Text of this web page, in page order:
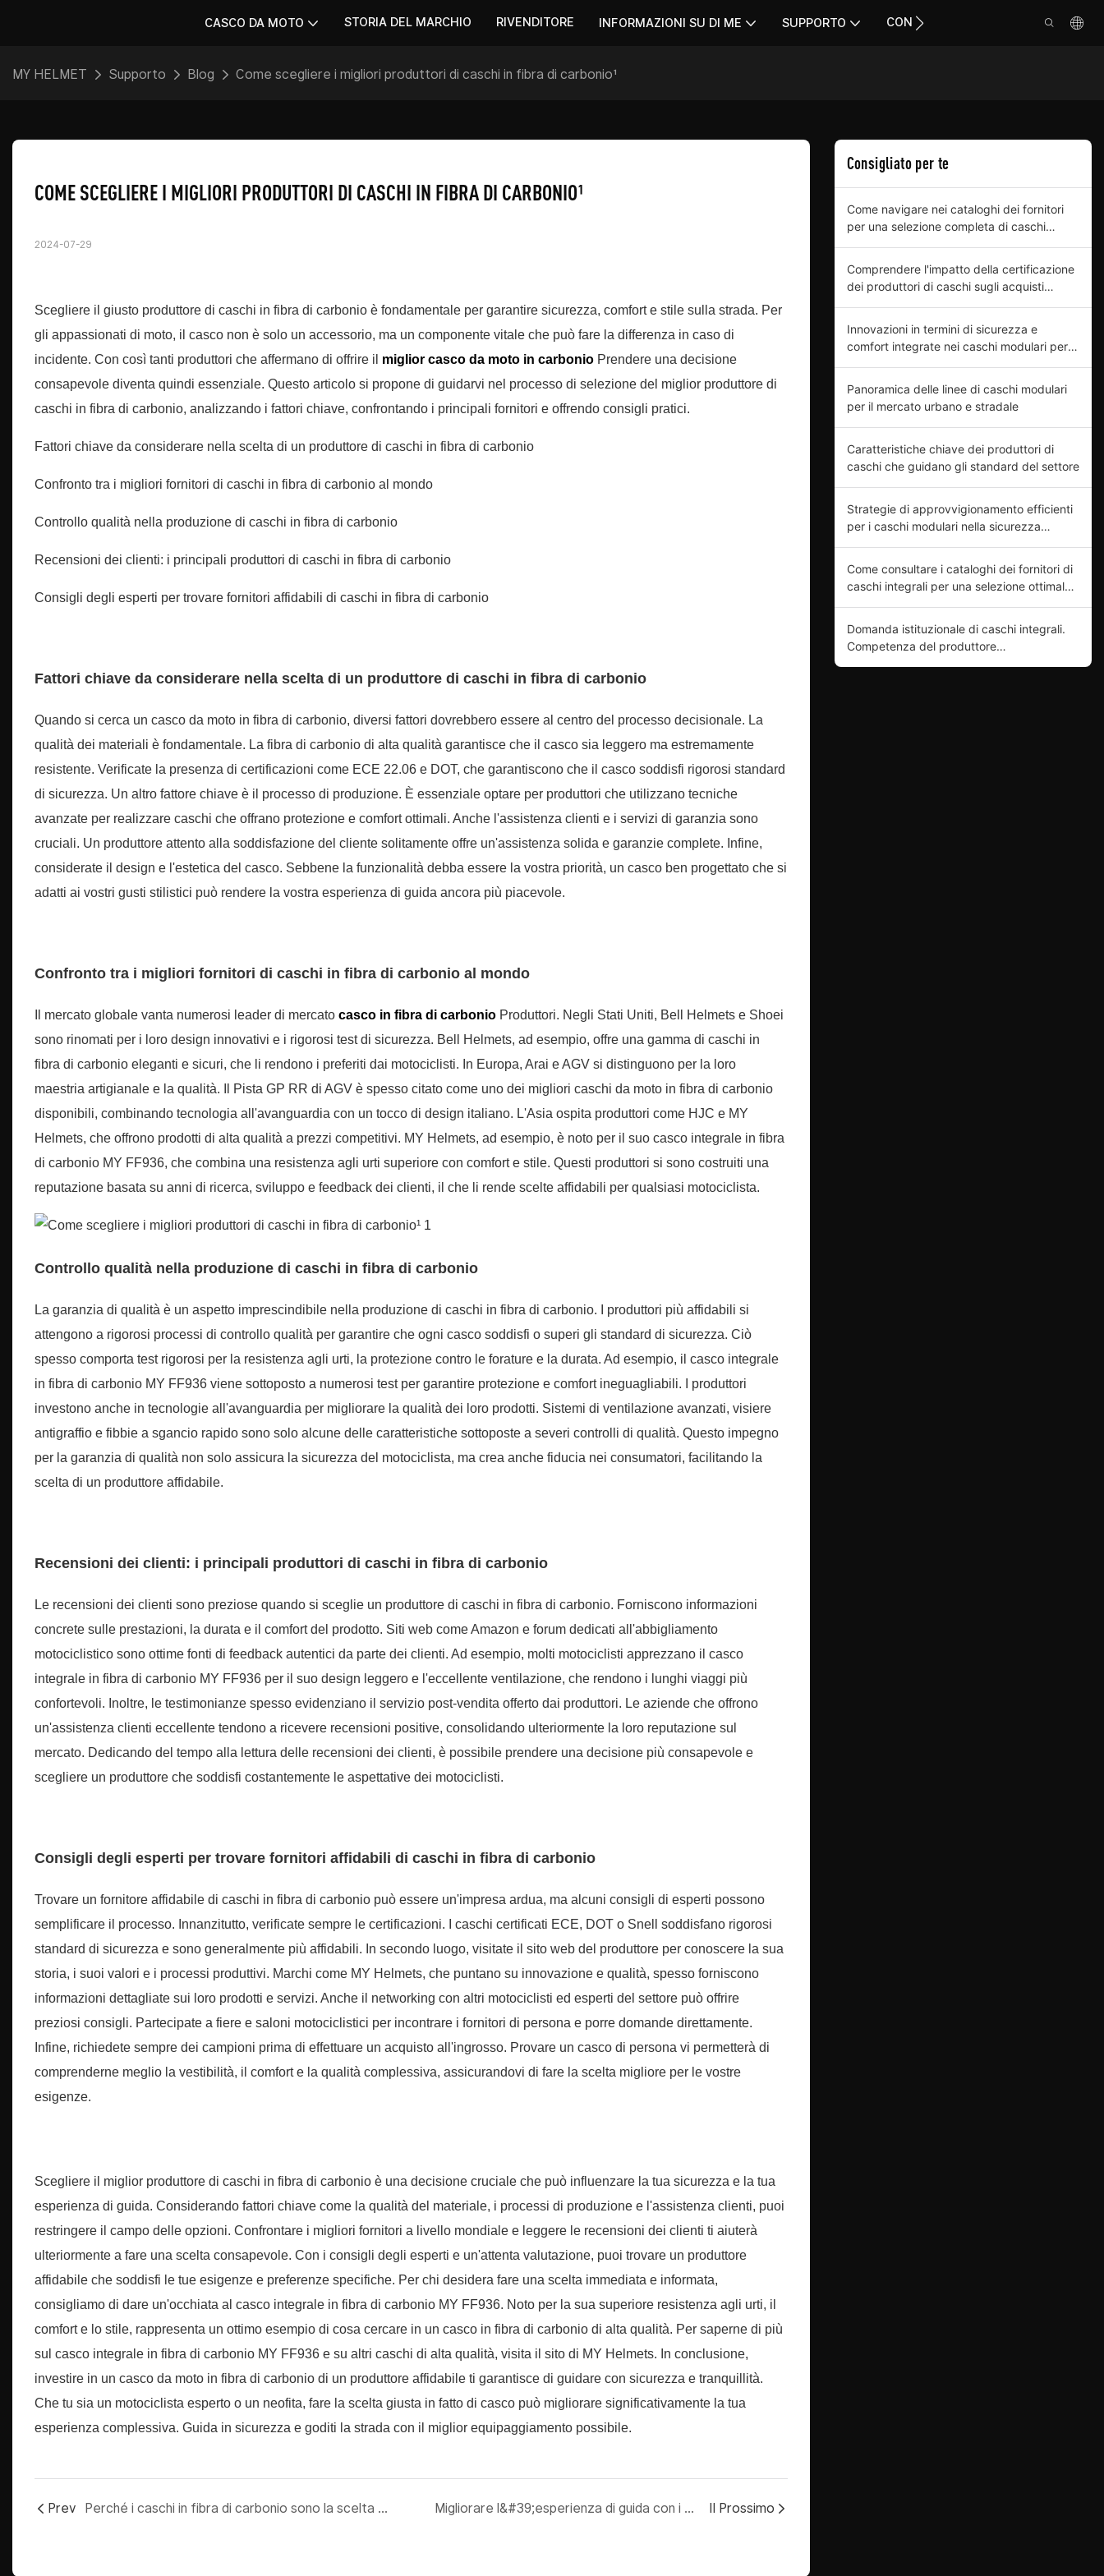
CASCO DA MOTO STORIA DEL MARCHIO RIVENDITORE INFORMAZIONI SU DI ME SUPPORTO CONTATTO
MY HELMET Supporto Blog Come scegliere i migliori produttori di caschi in fibra di carbonio¹
COME SCEGLIERE I MIGLIORI PRODUTTORI DI CASCHI IN FIBRA DI CARBONIO¹
2024-07-29
Scegliere il giusto produttore di caschi in fibra di carbonio è fondamentale per garantire sicurezza, comfort e stile sulla strada. Per
gli appassionati di moto, il casco non è solo un accessorio, ma un componente vitale che può fare la differenza in caso di
incidente. Con così tanti produttori che affermano di offrire il miglior casco da moto in carbonioPrendere una decisione
consapevole diventa quindi essenziale. Questo articolo si propone di guidarvi nel processo di selezione del miglior produttore di
caschi in fibra di carbonio, analizzando i fattori chiave, confrontando i principali fornitori e offrendo consigli pratici.
Fattori chiave da considerare nella scelta di un produttore di caschi in fibra di carbonio
Confronto tra i migliori fornitori di caschi in fibra di carbonio al mondo
Controllo qualità nella produzione di caschi in fibra di carbonio
Recensioni dei clienti: i principali produttori di caschi in fibra di carbonio
Consigli degli esperti per trovare fornitori affidabili di caschi in fibra di carbonio
Fattori chiave da considerare nella scelta di un produttore di caschi in fibra di carbonio
Quando si cerca un casco da moto in fibra di carbonio, diversi fattori dovrebbero essere al centro del processo decisionale. La
qualità dei materiali è fondamentale. La fibra di carbonio di alta qualità garantisce che il casco sia leggero ma estremamente
resistente. Verificate la presenza di certificazioni come ECE 22.06 e DOT, che garantiscono che il casco soddisfi rigorosi standard
di sicurezza. Un altro fattore chiave è il processo di produzione. È essenziale optare per produttori che utilizzano tecniche
avanzate per realizzare caschi che offrano protezione e comfort ottimali. Anche l'assistenza clienti e i servizi di garanzia sono
cruciali. Un produttore attento alla soddisfazione del cliente solitamente offre un'assistenza solida e garanzie complete. Infine,
considerate il design e l'estetica del casco. Sebbene la funzionalità debba essere la vostra priorità, un casco ben progettato che si
adatti ai vostri gusti stilistici può rendere la vostra esperienza di guida ancora più piacevole.
Confronto tra i migliori fornitori di caschi in fibra di carbonio al mondo
Il mercato globale vanta numerosi leader di mercato casco in fibra di carbonioProduttori. Negli Stati Uniti, Bell Helmets e Shoei
sono rinomati per i loro design innovativi e i rigorosi test di sicurezza. Bell Helmets, ad esempio, offre una gamma di caschi in
fibra di carbonio eleganti e sicuri, che li rendono i preferiti dai motociclisti. In Europa, Arai e AGV si distinguono per la loro
maestria artigianale e la qualità. Il Pista GP RR di AGV è spesso citato come uno dei migliori caschi da moto in fibra di carbonio
disponibili, combinando tecnologia all'avanguardia con un tocco di design italiano. L'Asia ospita produttori come HJC e MY
Helmets, che offrono prodotti di alta qualità a prezzi competitivi. MY Helmets, ad esempio, è noto per il suo casco integrale in fibra
di carbonio MY FF936, che combina una resistenza agli urti superiore con comfort e stile. Questi produttori si sono costruiti una
reputazione basata su anni di ricerca, sviluppo e feedback dei clienti, il che li rende scelte affidabili per qualsiasi motociclista.
Controllo qualità nella produzione di caschi in fibra di carbonio
La garanzia di qualità è un aspetto imprescindibile nella produzione di caschi in fibra di carbonio. I produttori più affidabili si
attengono a rigorosi processi di controllo qualità per garantire che ogni casco soddisfi o superi gli standard di sicurezza. Ciò
spesso comporta test rigorosi per la resistenza agli urti, la protezione contro le forature e la durata. Ad esempio, il casco integrale
in fibra di carbonio MY FF936 viene sottoposto a numerosi test per garantire protezione e comfort ineguagliabili. I produttori
investono anche in tecnologie all'avanguardia per migliorare la qualità dei loro prodotti. Sistemi di ventilazione avanzati, visiere
antigraffio e fibbie a sgancio rapido sono solo alcune delle caratteristiche sottoposte a severi controlli di qualità. Questo impegno
per la garanzia di qualità non solo assicura la sicurezza del motociclista, ma crea anche fiducia nei consumatori, facilitando la
scelta di un produttore affidabile.
Recensioni dei clienti: i principali produttori di caschi in fibra di carbonio
Le recensioni dei clienti sono preziose quando si sceglie un produttore di caschi in fibra di carbonio. Forniscono informazioni
concrete sulle prestazioni, la durata e il comfort del prodotto. Siti web come Amazon e forum dedicati all'abbigliamento
motociclistico sono ottime fonti di feedback autentici da parte dei clienti. Ad esempio, molti motociclisti apprezzano il casco
integrale in fibra di carbonio MY FF936 per il suo design leggero e l'eccellente ventilazione, che rendono i lunghi viaggi più
confortevoli. Inoltre, le testimonianze spesso evidenziano il servizio post-vendita offerto dai produttori. Le aziende che offrono
un'assistenza clienti eccellente tendono a ricevere recensioni positive, consolidando ulteriormente la loro reputazione sul
mercato. Dedicando del tempo alla lettura delle recensioni dei clienti, è possibile prendere una decisione più consapevole e
scegliere un produttore che soddisfi costantemente le aspettative dei motociclisti.
Consigli degli esperti per trovare fornitori affidabili di caschi in fibra di carbonio
Trovare un fornitore affidabile di caschi in fibra di carbonio può essere un'impresa ardua, ma alcuni consigli di esperti possono
semplificare il processo. Innanzitutto, verificate sempre le certificazioni. I caschi certificati ECE, DOT o Snell soddisfano rigorosi
standard di sicurezza e sono generalmente più affidabili. In secondo luogo, visitate il sito web del produttore per conoscere la sua
storia, i suoi valori e i processi produttivi. Marchi come MY Helmets, che puntano su innovazione e qualità, spesso forniscono
informazioni dettagliate sui loro prodotti e servizi. Anche il networking con altri motociclisti ed esperti del settore può offrire
preziosi consigli. Partecipate a fiere e saloni motociclistici per incontrare i fornitori di persona e porre domande direttamente.
Infine, richiedete sempre dei campioni prima di effettuare un acquisto all'ingrosso. Provare un casco di persona vi permetterà di
comprenderne meglio la vestibilità, il comfort e la qualità complessiva, assicurandovi di fare la scelta migliore per le vostre
esigenze.
Scegliere il miglior produttore di caschi in fibra di carbonio è una decisione cruciale che può influenzare la tua sicurezza e la tua
esperienza di guida. Considerando fattori chiave come la qualità del materiale, i processi di produzione e l'assistenza clienti, puoi
restringere il campo delle opzioni. Confrontare i migliori fornitori a livello mondiale e leggere le recensioni dei clienti ti aiuterà
ulteriormente a fare una scelta consapevole. Con i consigli degli esperti e un'attenta valutazione, puoi trovare un produttore
affidabile che soddisfi le tue esigenze e preferenze specifiche. Per chi desidera fare una scelta immediata e informata,
consigliamo di dare un'occhiata al casco integrale in fibra di carbonio MY FF936. Noto per la sua superiore resistenza agli urti, il
comfort e lo stile, rappresenta un ottimo esempio di cosa cercare in un casco in fibra di carbonio di alta qualità. Per saperne di più
sul casco integrale in fibra di carbonio MY FF936 e su altri caschi di alta qualità, visita il sito di MY Helmets. In conclusione,
investire in un casco da moto in fibra di carbonio di un produttore affidabile ti garantisce di guidare con sicurezza e tranquillità.
Che tu sia un motociclista esperto o un neofita, fare la scelta giusta in fatto di casco può migliorare significativamente la tua
esperienza complessiva. Guida in sicurezza e goditi la strada con il miglior equipaggiamento possibile.
Prev Perché i caschi in fibra di carbonio sono la scelta migliore per i motociclisti¹ Migliorare l&#39;esperienza di guida con i caschi in fibra di carbonio Il Prossimo
Consigliato per te
Come navigare nei cataloghi dei fornitori
per una selezione completa di caschi
Comprendere l'impatto della certificazione
dei produttori di caschi sugli acquisti
Innovazioni in termini di sicurezza e
comfort integrate nei caschi modulari per
Panoramica delle linee di caschi modulari
per il mercato urbano e stradale
Caratteristiche chiave dei produttori di
caschi che guidano gli standard del settore
Strategie di approvvigionamento efficienti
per i caschi modulari nella sicurezza
Come consultare i cataloghi dei fornitori di
caschi integrali per una selezione ottimale
Domanda istituzionale di caschi integrali.
Competenza del produttore